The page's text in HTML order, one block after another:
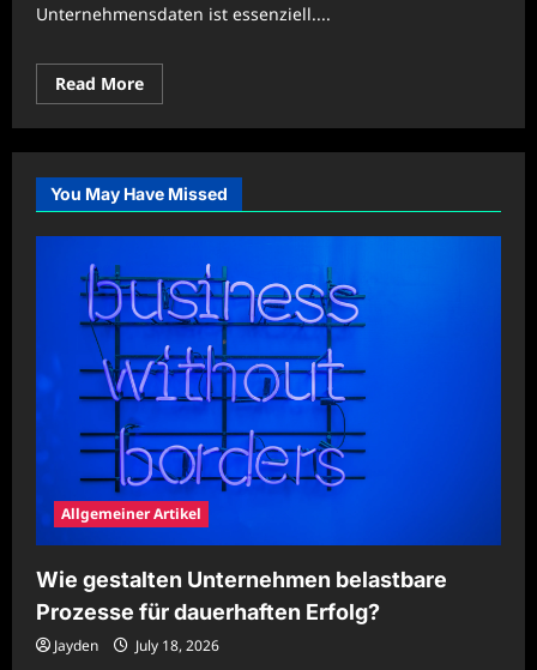
Unternehmensdaten ist essenziell....
Read MoreRead
more
Rechtliche
Vorgaben
Unternehmensdaten
sicher
umsetzen
You May Have Missed
Allgemeiner Artikel
Wie gestalten Unternehmen belastbare
Prozesse für dauerhaften Erfolg?
Jayden July 18, 2026